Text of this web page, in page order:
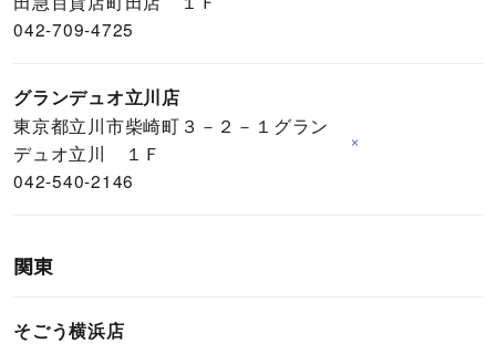
042-709-4725
グランデュオ立川店
東京都立川市柴崎町３－２－１グラン
デュオ立川 １Ｆ
042-540-2146
×
関東
そごう横浜店